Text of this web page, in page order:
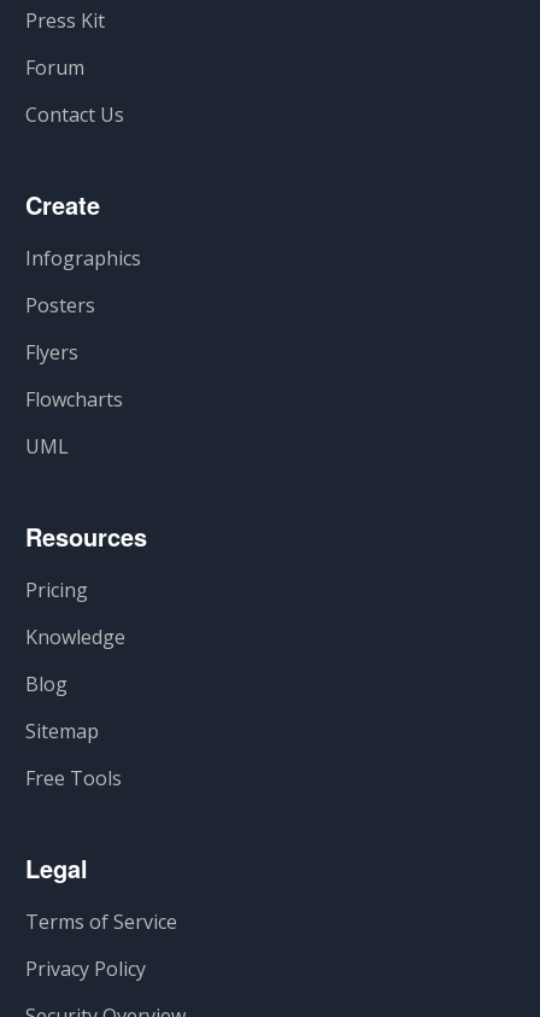
Press Kit
Forum
Contact Us
Create
Infographics
Posters
Flyers
Flowcharts
UML
Resources
Pricing
Knowledge
Blog
Sitemap
Free Tools
Legal
Terms of Service
Privacy Policy